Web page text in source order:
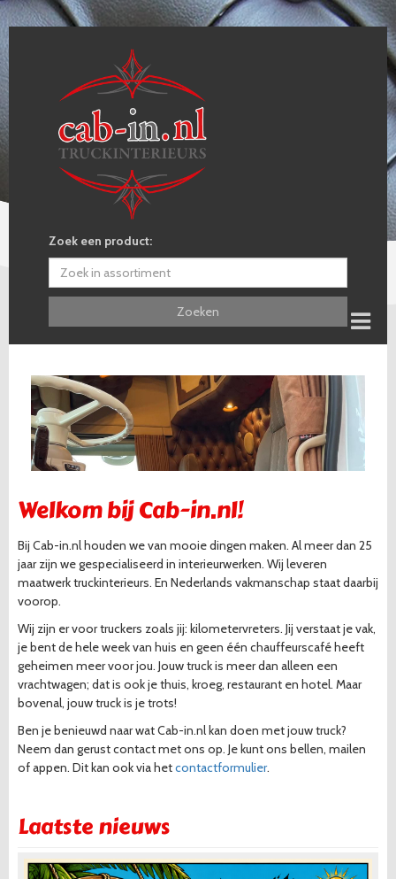
Zoek een product:
Zoeken
Welkom bij Cab-in.nl!
Bij Cab-in.nl houden we van mooie dingen maken. Al meer dan 25
jaar zijn we gespecialiseerd in interieurwerken. Wij leveren
maatwerk truckinterieurs. En Nederlands vakmanschap staat daarbij
voorop.
Wij zijn er voor truckers zoals jij: kilometervreters. Jij verstaat je vak,
je bent de hele week van huis en geen één chauffeurscafé heeft
geheimen meer voor jou. Jouw truck is meer dan alleen een
vrachtwagen; dat is ook je thuis, kroeg, restaurant en hotel. Maar
bovenal, jouw truck is je trots!
Ben je benieuwd naar wat Cab-in.nl kan doen met jouw truck?
Neem dan gerust contact met ons op. Je kunt ons bellen, mailen
of appen. Dit kan ook via hetcontactformulier.
Laatste nieuws